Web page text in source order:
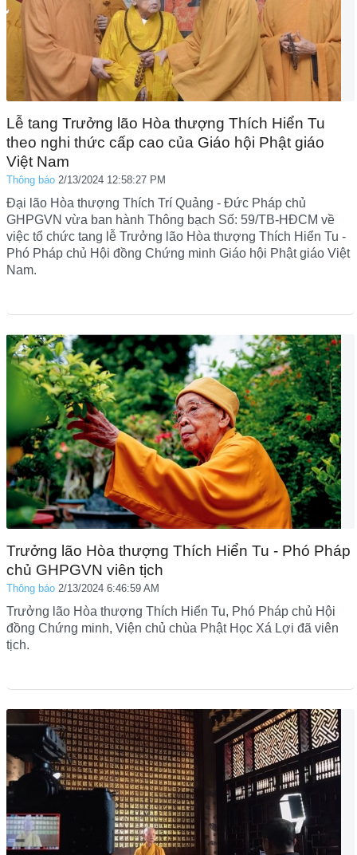
Lễ tang Trưởng lão Hòa thượng Thích Hiển Tu
theo nghi thức cấp cao của Giáo hội Phật giáo
Việt Nam
Thông báo 2/13/2024 12:58:27 PM
Đại lão Hòa thượng Thích Trí Quảng - Đức Pháp chủ
GHPGVN vừa ban hành Thông bạch Số: 59/TB-HĐCM về
việc tổ chức tang lễ Trưởng lão Hòa thượng Thích Hiển Tu -
Phó Pháp chủ Hội đồng Chứng minh Giáo hội Phật giáo Việt
Nam.
Trưởng lão Hòa thượng Thích Hiển Tu - Phó Pháp
chủ GHPGVN viên tịch
Thông báo 2/13/2024 6:46:59 AM
Trưởng lão Hòa thượng Thích Hiển Tu, Phó Pháp chủ Hội
đồng Chứng minh, Viện chủ chùa Phật Học Xá Lợi đã viên
tịch.